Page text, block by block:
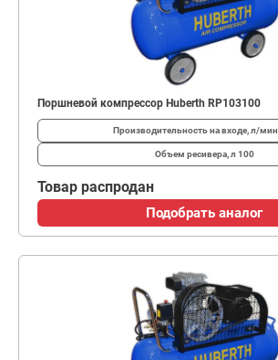
Поршневой компрессор Huberth RP103100
Производительность на входе, л/мин
Объем ресивера, л 100
Товар распродан
Подобрать аналог